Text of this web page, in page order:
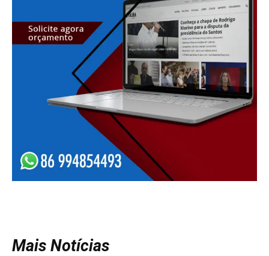
Mais Notícias